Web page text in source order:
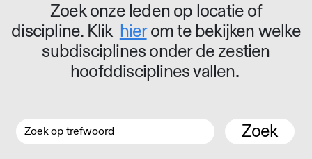
Zoek onze leden op locatie of
discipline. Klik hierom te bekijken welke
subdisciplines onder de zestien
hoofddisciplines vallen.
Zoek